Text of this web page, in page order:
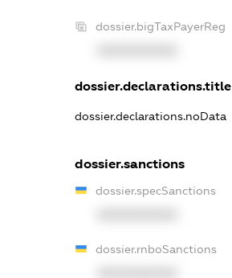
dossier.bigTaxPayerReg
dossier.declarations.title
dossier.declarations.noData
dossier.sanctions
dossier.specSanctions
dossier.rnboSanctions